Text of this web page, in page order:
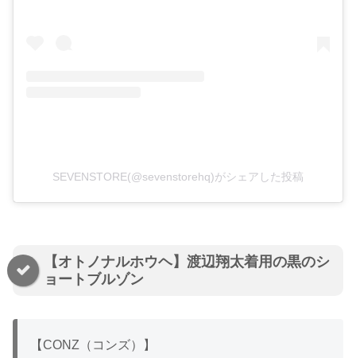
SEVENSTORE(@sevenstorehq)がシェアした投稿
【オトノナルホウヘ】渡辺翔太着用の黒のシ
ョートブルゾン
【CONZ（コンズ）】